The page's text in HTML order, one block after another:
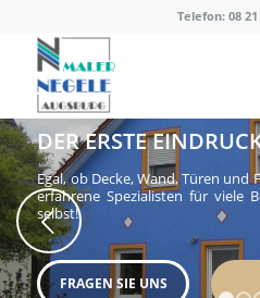
Telefon: 08
DER ERSTE
Egal, ob Decke, Wand, Türen und
erfahrene Spezialisten für viele
selbst!
FRAGEN SIE UNS